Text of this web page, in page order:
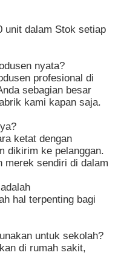
unit dalam Stok setiap
nyata?
profesional di
sebagian besar
kami kapan saja.
ketat dengan
dikirim ke pelanggan.
merek sendiri di dalam
hal terpenting bagi
untuk sekolah?
di rumah sakit,